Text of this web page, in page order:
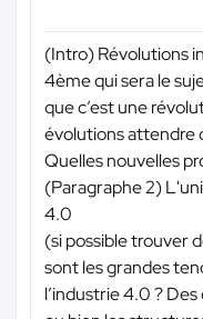
(Intro) Révolutions
4ème qui sera le
que c’est une
évolutions attendre
Quelles nouvelles
(Paragraphe 2)
4.0
(si possible trouver
sont les grandes
l’industrie 4.0 ?